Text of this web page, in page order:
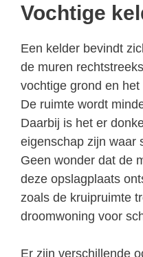
Vochtige
Een kelder bevindt
de muren
vochtige grond en
De ruimte wordt
Daarbij is het er
eigenschap zijn waar
Geen wonder dat de
deze opslagplaats
zoals de kruipruimte
droomwoning voor
Er zijn verschillende